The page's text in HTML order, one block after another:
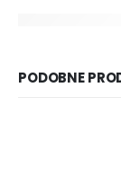
PODOBNE